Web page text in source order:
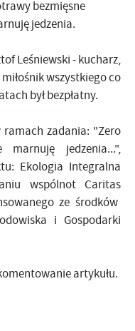
bezmięsne
jedzenia.
Leśniewski - kucharz,
wszystkiego co
był bezpłatny.
ramach zadania: "Zero
jedzenia...",
Ekologia Integralna
wspólnot Caritas
ze środków
i Gospodarki
artykułu.